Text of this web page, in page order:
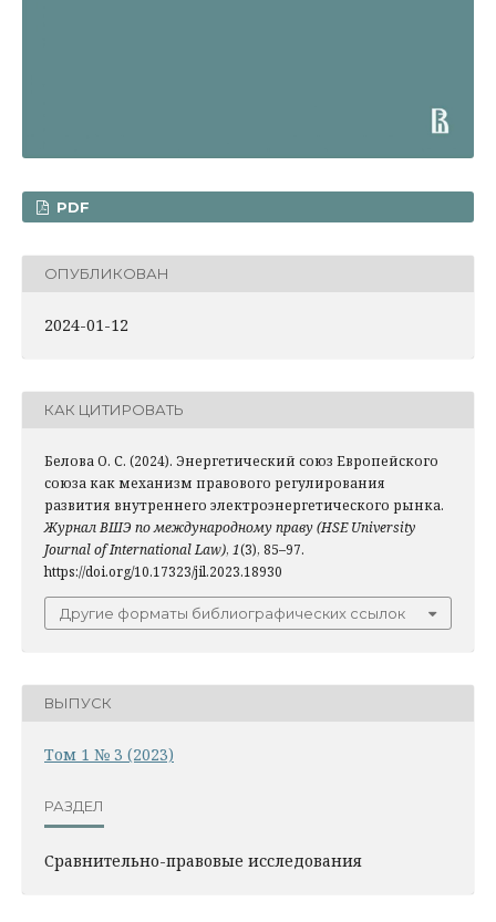
PDF
ОПУБЛИКОВАН
2024-01-12
КАК ЦИТИРОВАТЬ
Белова О. С. (2024). Энергетический союз Европейского
союза как механизм правового регулирования
развития внутреннего электроэнергетического рынка.
Журнал ВШЭ по международному праву (HSE University
Journal of International Law), 1(3), 85–97.
https://doi.org/10.17323/jil.2023.18930
Другие форматы библиографических ссылок
ВЫПУСК
Том 1 № 3 (2023)
РАЗДЕЛ
Сравнительно-правовые исследования